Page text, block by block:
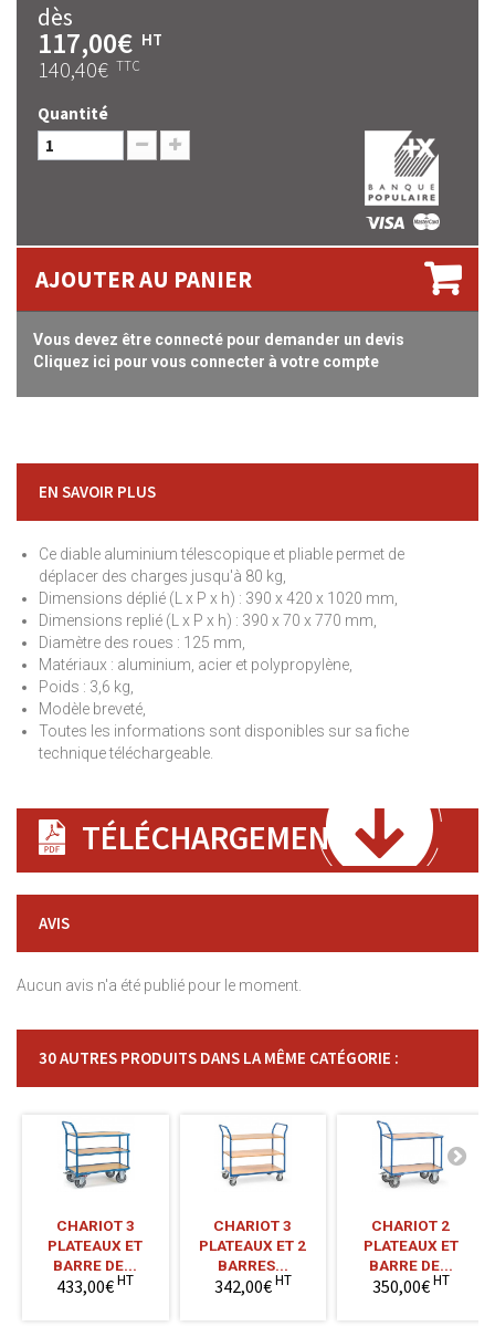
dès
117,00€ HT
140,40€ TTC
Quantité
AJOUTER AU PANIER
Vous devez être connecté pour demander un devis
Cliquez ici pour vous connecter à votre compte
EN SAVOIR PLUS
Ce diable aluminium télescopique et pliable permet de
déplacer des charges jusqu'à 80 kg,
Dimensions déplié (L x P x h) : 390 x 420 x 1020 mm,
Dimensions replié (L x P x h) : 390 x 70 x 770 mm,
Diamètre des roues : 125 mm,
Matériaux : aluminium, acier et polypropylène,
Poids : 3,6 kg,
Modèle breveté,
Toutes les informations sont disponibles sur sa fiche
technique téléchargeable.
TÉLÉCHARGEMENT
AVIS
Aucun avis n'a été publié pour le moment.
30 AUTRES PRODUITS DANS LA MÊME CATÉGORIE :
CHARIOT 3
PLATEAUX ET
BARRE DE...
433,00€HT
CHARIOT 3
PLATEAUX ET 2
BARRES...
342,00€HT
CHARIOT 2
PLATEAUX ET
BARRE DE...
350,00€HT